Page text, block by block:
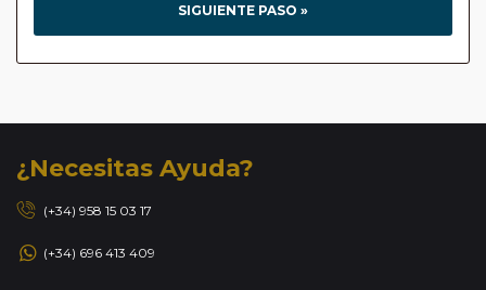
SIGUIENTE PASO »
¿Necesitas Ayuda?
(+34) 958 15 03 17
(+34) 696 413 409